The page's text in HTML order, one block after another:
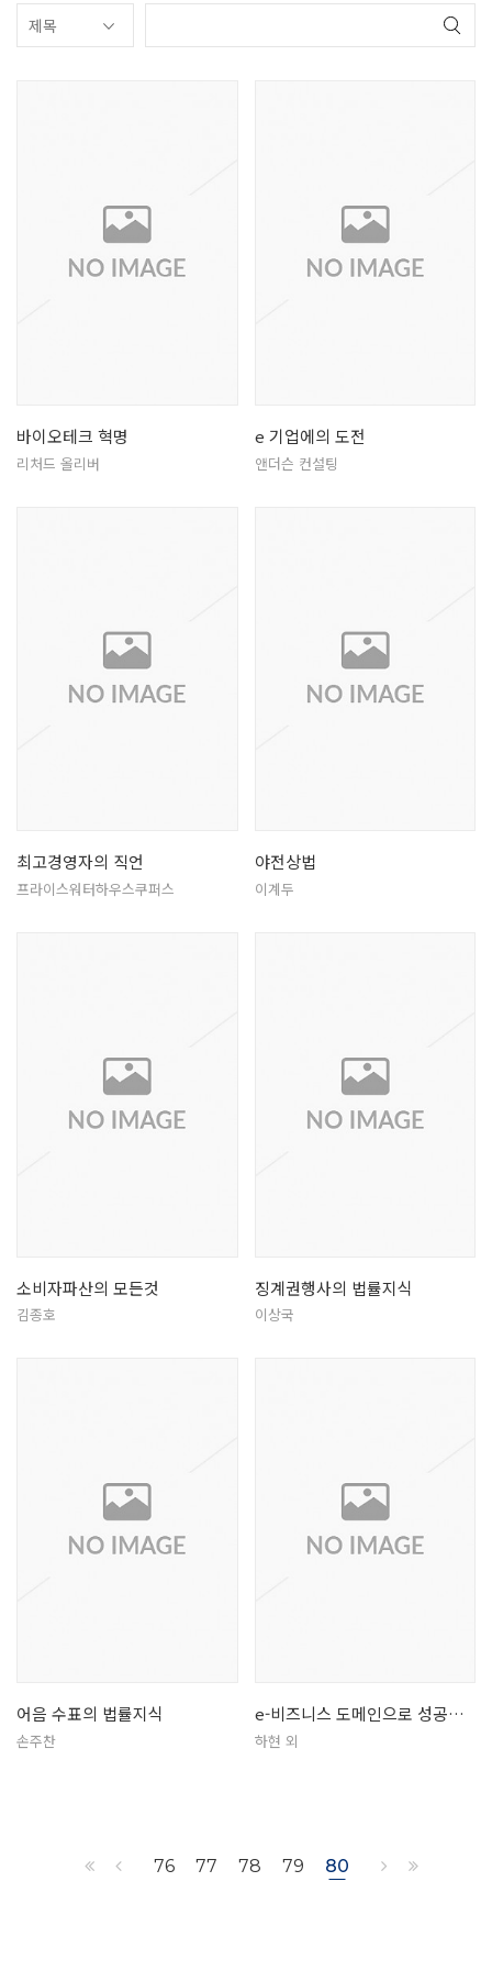
바이오테크 혁명
리처드 올리버
e 기업에의 도전
앤더슨 컨설팅
최고경영자의 직언
프라이스워터하우스쿠퍼스
야전상법
이계두
소비자파산의 모든것
김종호
징계권행사의 법률지식
이상국
어음 수표의 법률지식
손주찬
e-비즈니스 도메인으로 성공한다
하현 외
76 77 78 79 80